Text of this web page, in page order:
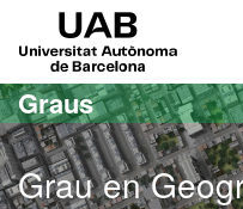
Ves al contingut principal
Ves a la navegació de la pàgina
Graus
Grau en